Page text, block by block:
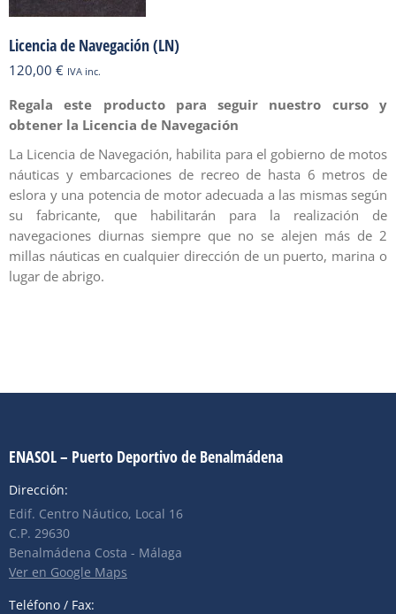
Licencia de Navegación (LN)
120,00 € IVA inc.
Regala este producto para seguir nuestro curso y
obtener la Licencia de Navegación
La Licencia de Navegación, habilita para el gobierno de motos
náuticas y embarcaciones de recreo de hasta 6 metros de
eslora y una potencia de motor adecuada a las mismas según
su fabricante, que habilitarán para la realización de
navegaciones diurnas siempre que no se alejen más de 2
millas náuticas en cualquier dirección de un puerto, marina o
lugar de abrigo.
ENASOL – Puerto Deportivo de Benalmádena
Dirección:
Edif. Centro Náutico, Local 16
C.P. 29630
Benalmádena Costa - Málaga
Ver en Google Maps
Teléfono / Fax: